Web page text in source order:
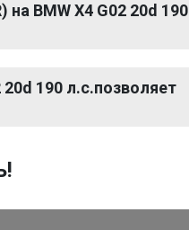
BMW X4 G02 20d 190
190 л.с.позволяет